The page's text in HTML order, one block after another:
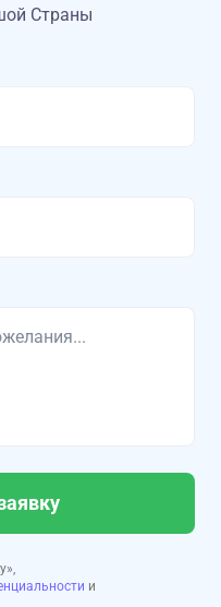
Страны
и